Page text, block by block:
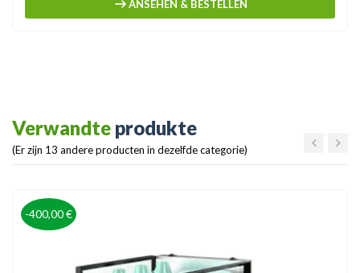
ANSEHEN & BESTELLEN
Verwandte produkte
(Er zijn 13 andere producten in dezelfde categorie)
-400,00 €